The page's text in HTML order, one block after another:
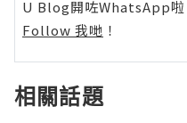
U Blog開咗WhatsApp啦
Follow 我哋 ！
相關話題